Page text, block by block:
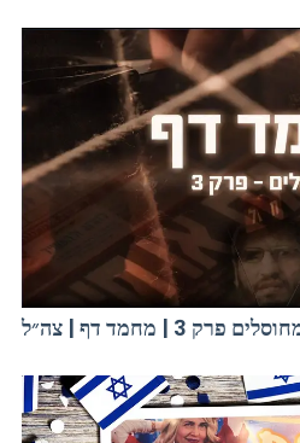
פרק 3 | מחמד דף | צה״ל